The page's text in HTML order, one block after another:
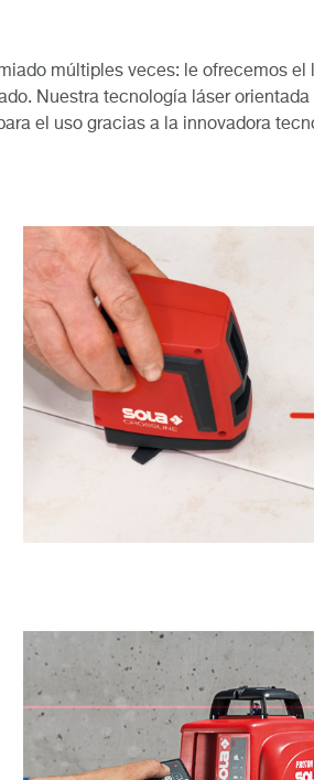
múltiples veces: le ofrecemos el
Nuestra tecnología láser
el uso gracias a la innovadora